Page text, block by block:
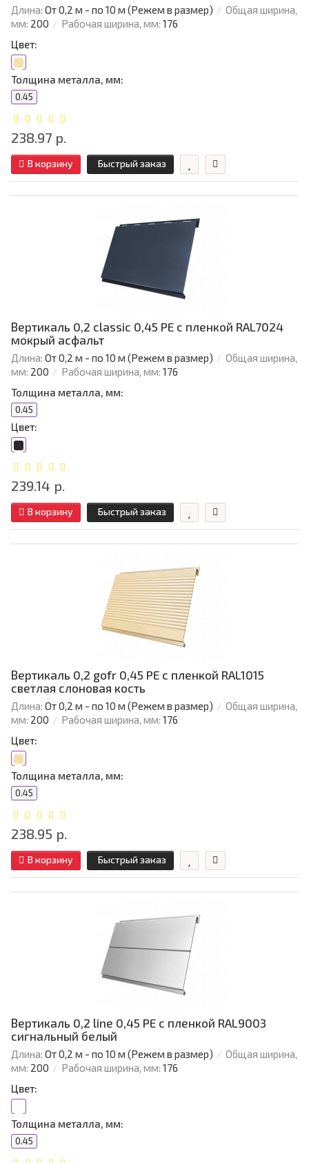
Длина: От 0,2 м - по 10 м (Режем в размер)
Общая ширина,
мм: 200 Рабочая ширина, мм: 176
Цвет:
Толщина металла, мм:
0.45
238.97 р.
В корзину Быстрый заказ
Вертикаль 0,2 classic 0,45 PE с пленкой RAL7024
мокрый асфальт
Длина: От 0,2 м - по 10 м (Режем в размер)
Общая ширина,
мм: 200 Рабочая ширина, мм: 176
Толщина металла, мм:
0.45
Цвет:
239.14 р.
В корзину Быстрый заказ
Вертикаль 0,2 gofr 0,45 PE с пленкой RAL1015
светлая слоновая кость
Длина: От 0,2 м - по 10 м (Режем в размер)
Общая ширина,
мм: 200 Рабочая ширина, мм: 176
Цвет:
Толщина металла, мм:
0.45
238.95 р.
В корзину Быстрый заказ
Вертикаль 0,2 line 0,45 PE с пленкой RAL9003
сигнальный белый
Длина: От 0,2 м - по 10 м (Режем в размер)
Общая ширина,
мм: 200 Рабочая ширина, мм: 176
Цвет:
Толщина металла, мм:
0.45